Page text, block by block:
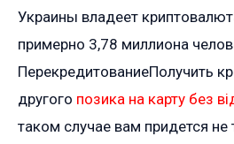
Украины владеет
примерно 3,78 миллиона
ПерекредитованиеПолучить
другого позика на карту без
таком случае вам придется